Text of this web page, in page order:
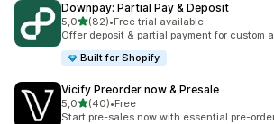
Downpay: Partial Pay & Deposit
5,05 yıldız üzerinden
(82)
toplam 82 değerlendirme
•Free trial available
Offer deposit & partial payment for custom
Built for Shopify
Vicify Preorder now & Presale
5,05 yıldız üzerinden
(40)
toplam 40 değerlendirme
•Free
Start pre-sales now with essential pre-